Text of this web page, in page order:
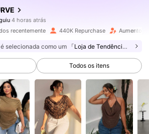
4 horas atrás
a navegar
Seguidores
Seguidores
Seguidores
Seguidores
recentemente 440K Repurchase Aumento
selecionada como um 「Loja de Tendências」
Todos os itens